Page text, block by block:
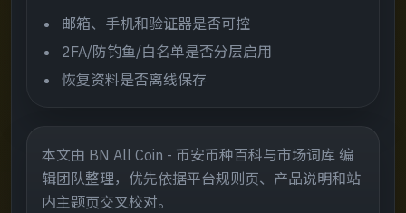
邮箱、手机和验证器是否可控
2FA/防钓鱼/白名单是否分层启用
恢复资料是否离线保存
本文由 BN All Coin - 币安币种百科与市场词库 编
辑团队整理，优先依据平台规则页、产品说明和站
内主题页交叉校对。